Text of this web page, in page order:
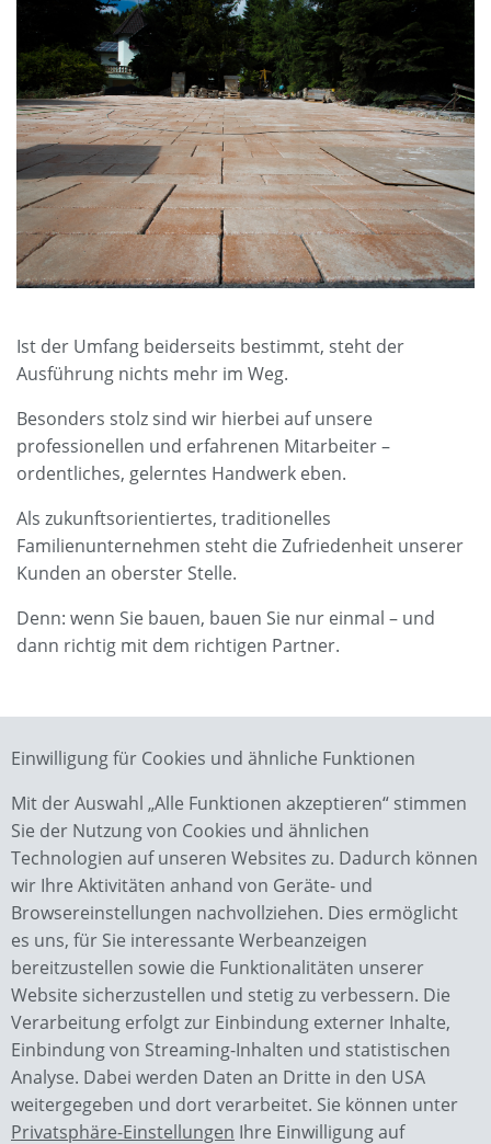
Ist der Umfang beiderseits bestimmt, steht der
Ausführung nichts mehr im Weg.
Besonders stolz sind wir hierbei auf unsere
professionellen und erfahrenen Mitarbeiter –
ordentliches, gelerntes Handwerk eben.
Als zukunftsorientiertes, traditionelles
Familienunternehmen steht die Zufriedenheit unserer
Kunden an oberster Stelle.
Denn: wenn Sie bauen, bauen Sie nur einmal – und
dann richtig mit dem richtigen Partner.
Zurück zur Übersicht
Wächter GmbH
Bauunternehmen
Piesauer Str. 4a
98724 Neuhaus OT Lichte
Einwilligung für Cookies und ähnliche Funktionen
Mit der Auswahl „Alle Funktionen akzeptieren“ stimmen
Sie der Nutzung von Cookies und ähnlichen
Technologien auf unseren Websites zu. Dadurch können
wir Ihre Aktivitäten anhand von Geräte- und
Browsereinstellungen nachvollziehen. Dies ermöglicht
es uns, für Sie interessante Werbeanzeigen
bereitzustellen sowie die Funktionalitäten unserer
Website sicherzustellen und stetig zu verbessern. Die
Verarbeitung erfolgt zur Einbindung externer Inhalte,
Einbindung von Streaming-Inhalten und statistischen
Analyse. Dabei werden Daten an Dritte in den USA
weitergegeben und dort verarbeitet. Sie können unter
Privatsphäre-Einstellungen Ihre Einwilligung auf